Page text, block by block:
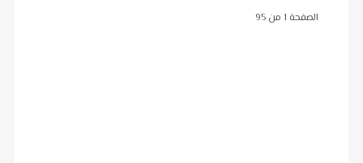
الصفحة 1 من 95